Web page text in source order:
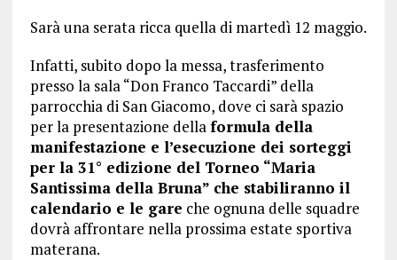
Sarà una serata ricca quella di martedì 12 maggio.
Infatti, subito dopo la messa, trasferimento
presso la sala “Don Franco Taccardi” della
parrocchia di San Giacomo, dove ci sarà spazio
per la presentazione dellaformula della
manifestazione e l’esecuzione dei sorteggi
per la 31° edizione del Torneo “Maria
Santissima della Bruna” che stabiliranno il
calendario e le gare che ognuna delle squadre
dovrà affrontare nella prossima estate sportiva
materana.